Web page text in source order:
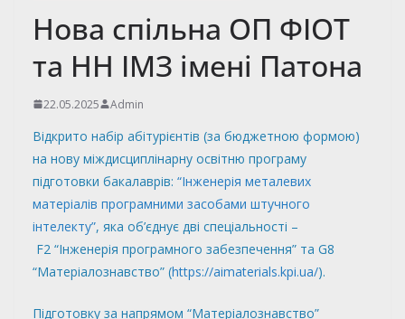
Нова спільна ОП ФІОТ
та НН ІМЗ імені Патона
22.05.2025 Admin
Відкрито набір абітурієнтів (за бюджетною формою)
на нову міждисциплінарну освітню програму
підготовки бакалаврів: “Інженерія металевих
матеріалів програмними засобами штучного
інтелекту”, яка об’єднує дві спеціальності –
F2 “Інженерія програмного забезпечення” та G8
“Матеріалознавство” (https://aimaterials.kpi.ua/).
Підготовку за напрямом “Матеріалознавство”